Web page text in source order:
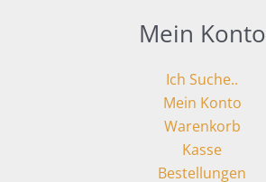
Mein Konto
Ich Suche..
Mein Konto
Warenkorb
Kasse
Bestellungen